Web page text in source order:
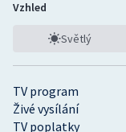
TV program
Živé vysílání
TV poplatky
Vzhled
Světlý